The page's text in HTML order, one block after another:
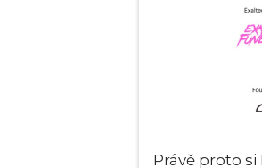
Právě proto